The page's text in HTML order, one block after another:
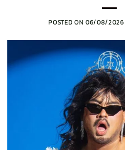
POSTED ON 06/08/2026